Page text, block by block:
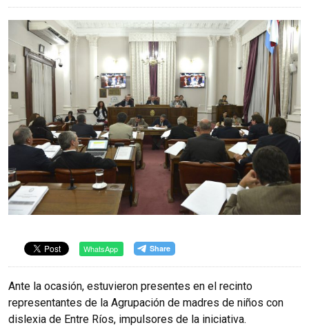
WhatsApp
Ante la ocasión, estuvieron presentes en el recinto
representantes de la Agrupación de madres de niños con
dislexia de Entre Ríos, impulsores de la iniciativa.